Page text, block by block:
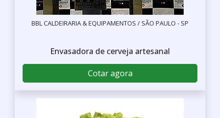
BBL CALDEIRARIA & EQUIPAMENTOS / SÃO PAULO - SP
Envasadora de cerveja artesanal
Cotar agora